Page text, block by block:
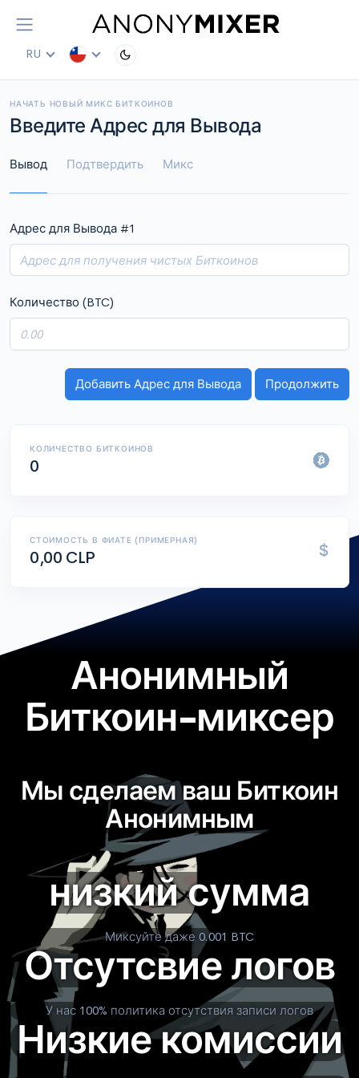
RU
НАЧАТЬ НОВЫЙ МИКС БИТКОИНОВ
Введите Адрес для Вывода
Вывод Подтвердить Микс
Адрес для Вывода #1
Количество (BTC)
КОЛИЧЕСТВО БИТКОИНОВ
0
СТОИМОСТЬ В ФИАТЕ (ПРИМЕРНАЯ)
0,00 CLP $
Анонимный
Биткоин-миксер
Мы сделаем ваш Биткоин
Анонимным
низкий сумма
Миксуйте даже 0.001 BTC
Отсутсвие логов
У нас 100% политика отсутствия записи логов
Низкие комиссии